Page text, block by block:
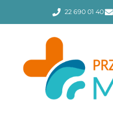
22 690 01 40